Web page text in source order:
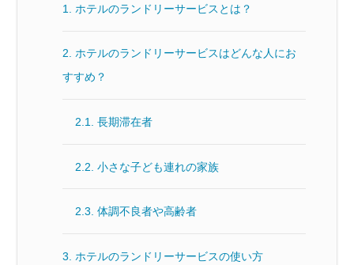
1. ホテルのランドリーサービスとは？
2.ホテルのランドリーサービスはどんな人にお
すすめ？
2.1.長期滞在者
2.2.小さな子ども連れの家族
2.3.体調不良者や高齢者
3. ホテルのランドリーサービスの使い方